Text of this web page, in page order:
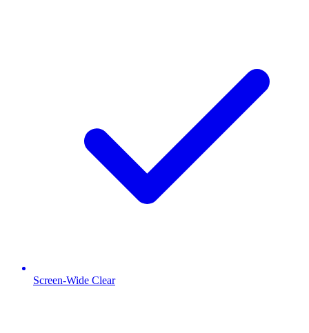
Screen-Wide Clear